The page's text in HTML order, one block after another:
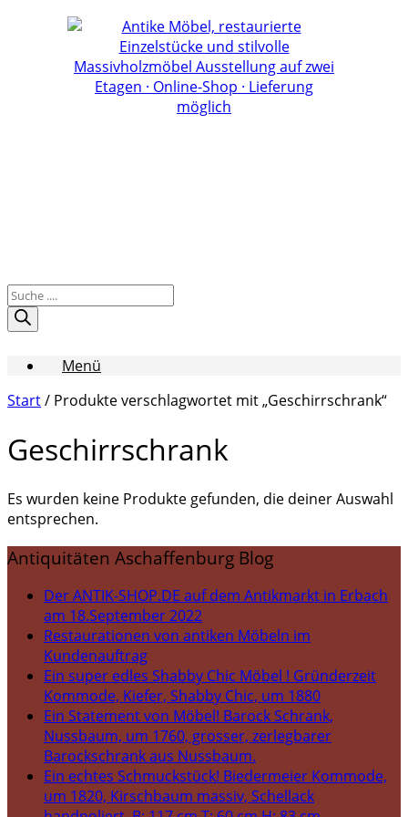
Products
search
Menü
Start/ Produkte verschlagwortet mit „Geschirrschrank“
Geschirrschrank
Es wurden keine Produkte gefunden, die deiner Auswahl
entsprechen.
Antiquitäten Aschaffenburg Blog
Der ANTIK-SHOP.DE auf dem Antikmarkt in Erbach
am 18.September 2022
Restaurationen von antiken Möbeln im
Kundenauftrag
Ein super edles Shabby Chic Möbel ! Gründerzeit
Kommode, Kiefer, Shabby Chic, um 1880
Ein Statement von Möbel! Barock Schrank,
Nussbaum, um 1760, grosser, zerlegbarer
Barockschrank aus Nussbaum.
Ein echtes Schmuckstück! Biedermeier Kommode,
um 1820, Kirschbaum massiv, Schellack